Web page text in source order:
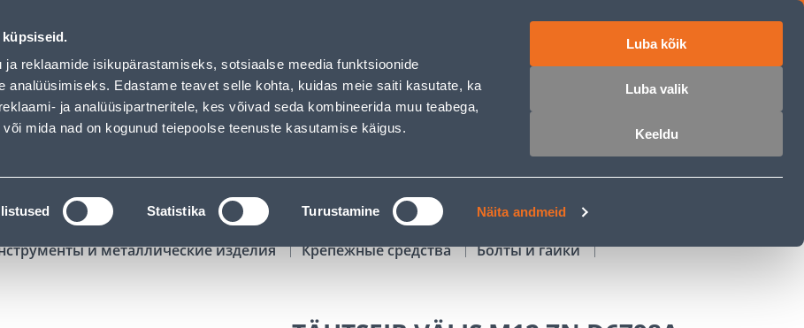
ja reklaamide isikupärastamiseks, sotsiaalse meedia funktsioonide
analüüsimiseks. Edastame teavet selle kohta, kuidas meie saiti kasutate, ka
ja analüüsipartneritele, kes võivad seda kombineerida muu teabega,
mida nad on kogunud teiepoolse teenuste kasutamise käigus.
Statistika Turustamine Näita andmeid
Luba kõik
Luba valik
Keeldu
Обслуживание частных клиентов Услуги Предложения о работе
ПОИСК
КАТАЛОГИ АРЕНДА ИНСТРУМЕНТОВ РАССРОЧКА
и металлические изделия Крепежные средства
Болты и гайки